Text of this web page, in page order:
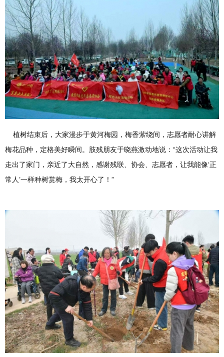
植树结束后，大家漫步于黄河梅园，梅香萦绕间，志愿者耐心讲解
梅花品种，定格美好瞬间。肢残朋友于晓燕激动地说：“这次活动让我
走出了家门，亲近了大自然，感谢残联、协会、志愿者，让我能像‘正
常人’一样种树赏梅，我太开心了！”